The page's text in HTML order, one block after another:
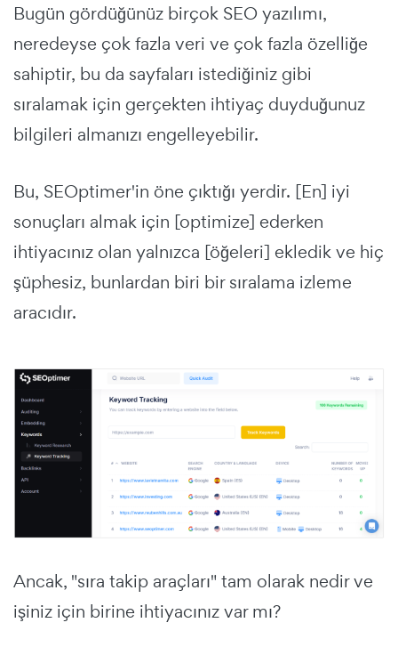
Bugün gördüğünüz birçok SEO yazılımı,
neredeyse çok fazla veri ve çok fazla özelliğe
sahiptir, bu da sayfaları istediğiniz gibi
sıralamak için gerçekten ihtiyaç duyduğunuz
bilgileri almanızı engelleyebilir.
Bu, SEOptimer'in öne çıktığı yerdir. [En] iyi
sonuçları almak için [optimize] ederken
ihtiyacınız olan yalnızca [öğeleri] ekledik ve hiç
şüphesiz, bunlardan biri bir sıralama izleme
aracıdır.
Ancak, "sıra takip araçları" tam olarak nedir ve
işiniz için birine ihtiyacınız var mı?